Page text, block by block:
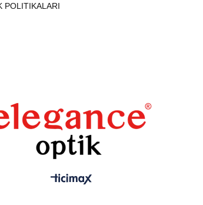
POLITIKALARI